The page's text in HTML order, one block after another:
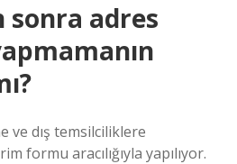
sonra adres
dış temsilciliklere
formu aracılığıyla yapılıyor.